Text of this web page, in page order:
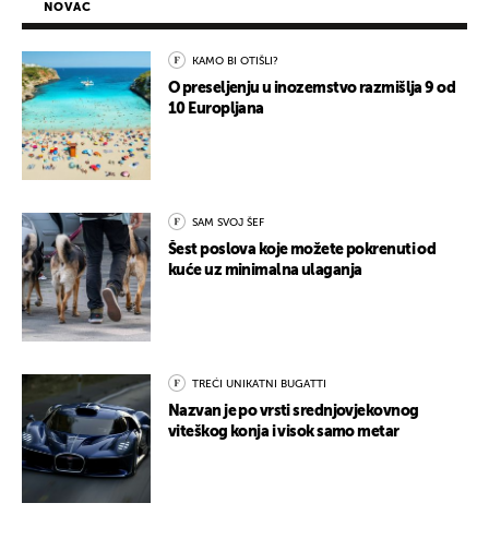
NOVAC
KAMO BI OTIŠLI?
O preseljenju u inozemstvo razmišlja 9 od
10 Europljana
SAM SVOJ ŠEF
Šest poslova koje možete pokrenuti od
kuće uz minimalna ulaganja
TREĆI UNIKATNI BUGATTI
Nazvan je po vrsti srednjovjekovnog
viteškog konja i visok samo metar